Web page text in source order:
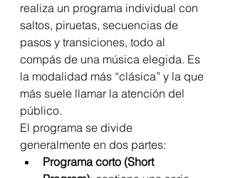
realiza un programa individual con
saltos, piruetas, secuencias de
pasos y transiciones, todo al
compás de una música elegida. Es
la modalidad más “clásica” y la que
más suele llamar la atención del
público.
El programa se divide
generalmente en dos partes:
Programa corto (Short